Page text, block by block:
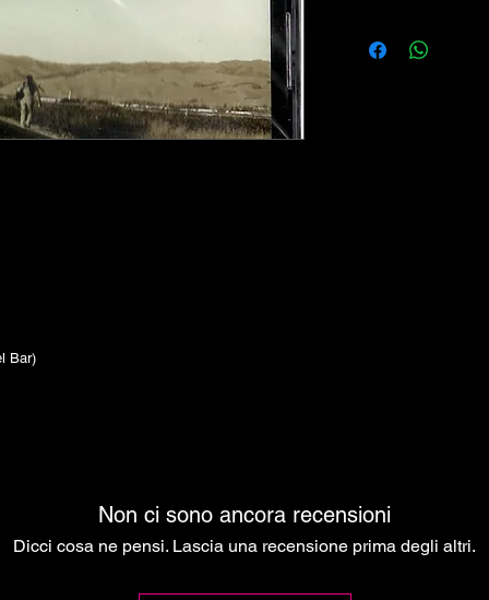
Bar)
Non ci sono ancora recensioni
Dicci cosa ne pensi. Lascia una recensione prima degli altri.